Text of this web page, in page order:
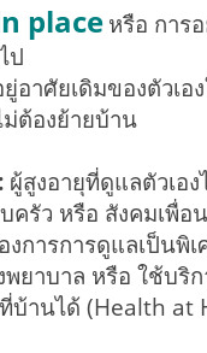
place หรือ การ
ป
อาศัยเดิมของตัวเอ
ม่ต้องย้ายบ้าน
ผู้สูงอายุที่ดูแลตัวเอ
ครัว หรือ สังคมเพื่อ
การการดูแลเป็นพิเ
พยาบาล หรือ ใช้บริ
บ้านได้ (Health at